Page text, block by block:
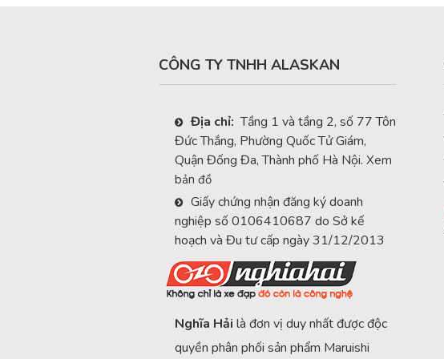
CÔNG TY TNHH ALASKAN
Địa chỉ: Tầng 1 và tầng 2, số 77 Tôn
Đức Thắng, Phường Quốc Tử Giám,
Quận Đống Đa, Thành phố Hà Nội. Xem
bản đồ
Giấy chứng nhận đăng ký doanh
nghiệp số 0106410687 do Sở kế
hoạch và Đu tư cấp ngày 31/12/2013
Nghĩa Hải là đơn vị duy nhất được độc
quyền phân phối sản phẩm Maruishi